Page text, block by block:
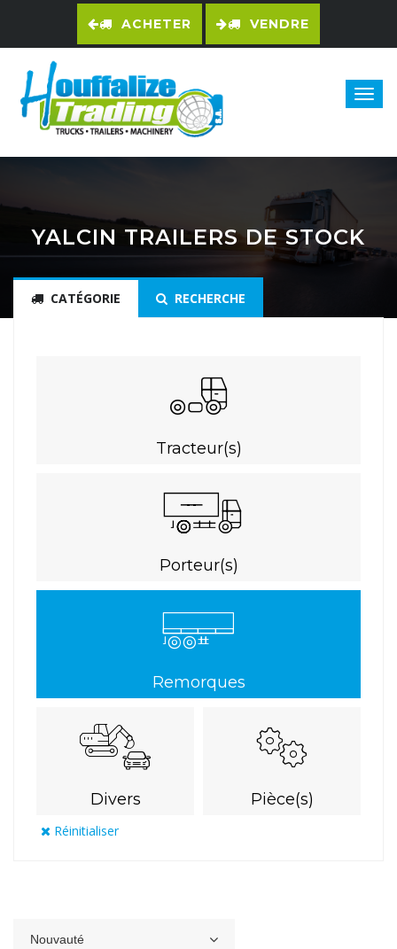
ACHETER VENDRE
YALCIN TRAILERS DE STOCK
CATÉGORIE RECHERCHE
Tracteur(s)
Porteur(s)
Remorques
Divers Pièce(s)
Réinitialiser
Nouvauté